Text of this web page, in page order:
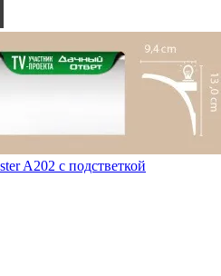
A202 с подстветкой